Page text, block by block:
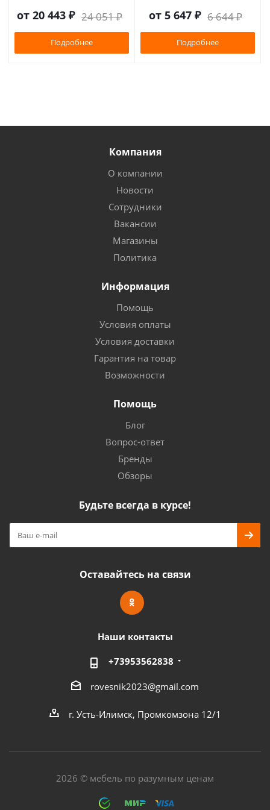
от 20 443 ₽ 24 051 ₽
Подробнее
от 5 647 ₽ 6 644 ₽
Подробнее
Компания
О компании
Новости
Сотрудники
Вакансии
Магазины
Политика
Информация
Помощь
Условия оплаты
Условия доставки
Гарантия на товар
Возможности
Помощь
Блог
Вопрос-ответ
Бренды
Обзоры
Будьте всегда в курсе!
Оставайтесь на связи
Наши контакты
+73953562838
rovesnik2023@gmail.com
г. Усть-Илимск, Промкомзона 12/1
2026 © мебель по разумным ценам